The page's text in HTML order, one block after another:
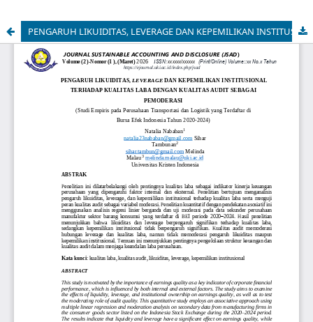
PENGARUH LIKUIDITAS, LEVERAGE DAN KEPEMILIKAN INSTITUSIONAL TERHADAP KUALITAS LABA DENGAN KUALITAS AUDIT SEBAGAI PEMODERASI (Studi Empiris pada Perusahaan Transportasi dan Logistik yang Terdaftar di Bursa Efek Indonesia Tahun 2020-2024)